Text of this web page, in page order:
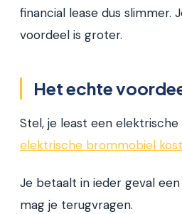
financial lease dus slimmer.
voordeel is groter.
Het echte
Stel, je least een
elektrische brommobiel
Je betaalt in ieder geval
mag je terugvragen.